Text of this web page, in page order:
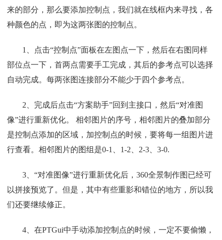
来的部分，那么要添加控制点，我们就在线框内来寻找，各
种颜色的点，即为这两张图的控制点。
1、点击“控制点”面板在左图点一下，然后在右图同样
部位点一下，首两点需要手工完成，其后的参考点可以选择
自动完成。每两张图连接部分不能少于四个参考点。
2、完成后点击“方案助手”回到主接口，然后“对准图
像”进行重新优化。 相邻图片的序号，相邻图片的叠加部分
是控制点添加的区域，加控制点的时候，要将每一组图片进
行查看。相邻图片的图组是0-1、1-2、2-3、3-0.
3、“对准图像”进行重新优化后，360全景制作图已经可
以拼接预览了。但是，其中有些重影和错位的地方，所以我
们还要继续修正。
4、在PTGui中手动添加控制点的时候，一定不要偷懒，